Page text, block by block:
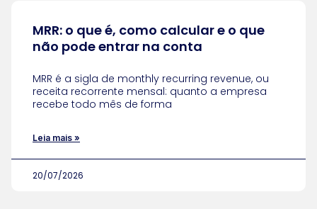
MRR: o que é, como calcular e o que
não pode entrar na conta
MRR é a sigla de monthly recurring revenue, ou
receita recorrente mensal: quanto a empresa
recebe todo mês de forma
Leia mais »
20/07/2026